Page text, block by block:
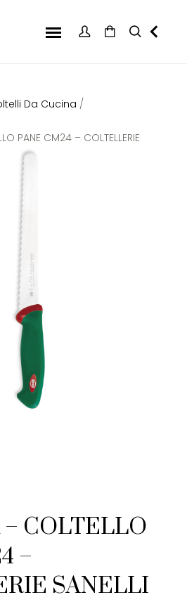
Da Cucina /
PANE CM24 – COLTELLERIE
COLTELLO
–
SANELLI